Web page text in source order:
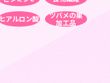
アルロン酸 ツバメの巣
加工品